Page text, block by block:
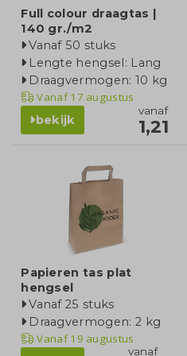
Full colour draagtas |
140 gr./m2
Vanaf 50 stuks
Lengte hengsel: Lang
Draagvermogen: 10 kg
Vanaf17 augustus
bekijk
vanaf
1,21
Papieren tas plat
hengsel
Vanaf 25 stuks
Draagvermogen: 2 kg
Vanaf19 augustus
vanaf